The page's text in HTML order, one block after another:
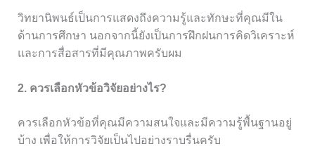
วิทยานิพนธ์เป็นการแสดงถึงความรู้และทักษะที่คุณมีใน
ด้านการศึกษา นอกจากนี้ยังเป็นการฝึกฝนการคิดวิเคราะห์
และการสื่อสารที่มีคุณภาพครับผม
2. ควรเลือกหัวข้อวิจัยอย่างไร?
ควรเลือกหัวข้อที่คุณมีความสนใจและมีความรู้พื้นฐานอยู่
บ้าง เพื่อให้การวิจัยเป็นไปอย่างราบรื่นครับ